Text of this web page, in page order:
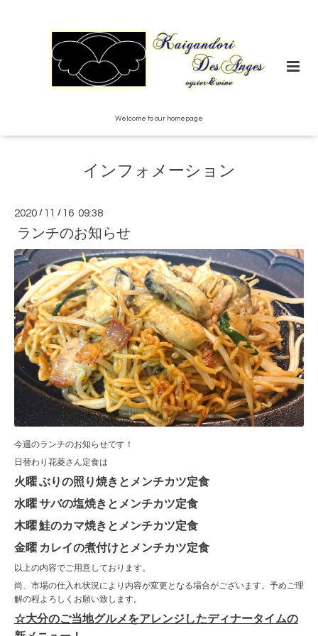
Welcome to our homepage
インフォメーション
2020 / 11 / 16 09:38
ランチのお知らせ
今週のランチのお知らせです！
日替わり花菱さん定食は
火曜 ぶりの照り焼きとメンチカツ定食
水曜 サバの塩焼きとメンチカツ定食
木曜 鮭のカマ焼きとメンチカツ定食
金曜 カレイの煮付けとメンチカツ定食
以上の内容でご用意しております。
尚、市場の仕入れ状況により内容が変更となる場合がございます。予めご理
解の程よろしくお願い致します。
☆大分のご当地グルメをアレンジしたディナータイムの